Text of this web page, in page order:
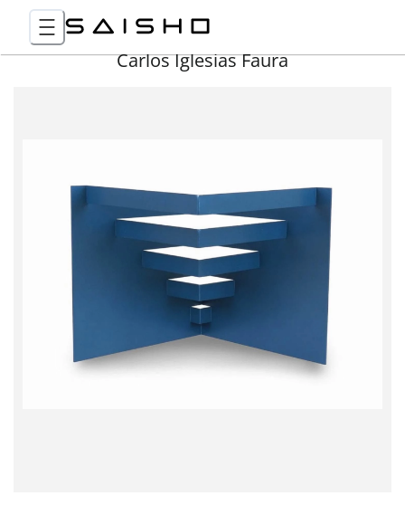
Carlos Iglesias Faura